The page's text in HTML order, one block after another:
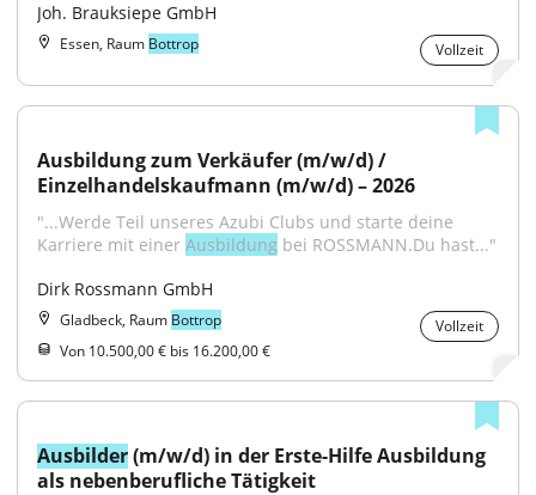
Joh. Brauksiepe GmbH
Essen, Raum Bottrop Vollzeit
Ausbildung zum Verkäufer (m/w/d) /
Einzelhandelskaufmann (m/w/d) – 2026
"...Werde Teil unseres Azubi Clubs und starte deine
Karriere mit einer Ausbildung bei ROSSMANN.Du hast..."
Dirk Rossmann GmbH
Gladbeck, Raum Bottrop
Vollzeit
Von 10.500,00 € bis 16.200,00 €
Ausbilder (m/w/d) in der Erste-Hilfe Ausbildung
als nebenberufliche Tätigkeit